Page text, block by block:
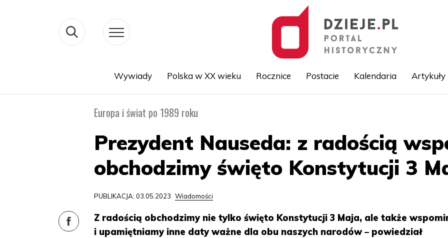
Wywiady Polska w XX wieku Rocznice Postacie Kalendaria Artykuły
Europa i świat po 1989 roku
Prezydent Nauseda: z radością
obchodzimy święto Konstytucji 3
PUBLIKACJA: 03.05.2023 Wiadomości
Z radością obchodzimy nie tylko święto Konstytucji 3 Maja, ale także
i upamiętniamy inne daty ważne dla obu naszych narodów – powiedział